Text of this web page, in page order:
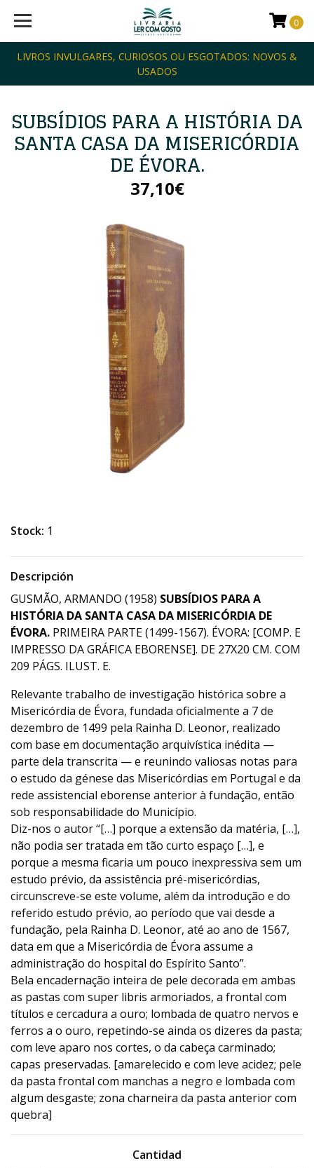
LIVROS INVULGARES, CURIOSOS OU ESGOTADOS: NOVOS &
USADOS
0
SUBSÍDIOS PARA A HISTÓRIA DA
SANTA CASA DA MISERICÓRDIA
DE ÉVORA.
37,10€
Stock: 1
Descripción
GUSMÃO, ARMANDO (1958) SUBSÍDIOS PARA A
HISTÓRIA DA SANTA CASA DA MISERICÓRDIA DE
ÉVORA. PRIMEIRA PARTE (1499-1567). ÉVORA: [COMP. E
IMPRESSO DA GRÁFICA EBORENSE]. DE 27X20 CM. COM
209 PÁGS. ILUST. E.
Relevante trabalho de investigação histórica sobre a
Misericórdia de Évora, fundada oficialmente a 7 de
dezembro de 1499 pela Rainha D. Leonor, realizado
com base em documentação arquivística inédita —
parte dela transcrita — e reunindo valiosas notas para
o estudo da génese das Misericórdias em Portugal e da
rede assistencial eborense anterior à fundação, então
sob responsabilidade do Município.
Diz-nos o autor “[…] porque a extensão da matéria, […],
não podia ser tratada em tão curto espaço […], e
porque a mesma ficaria um pouco inexpressiva sem um
estudo prévio, da assistência pré-misericórdias,
circunscreve-se este volume, além da introdução e do
referido estudo prévio, ao período que vai desde a
fundação, pela Rainha D. Leonor, até ao ano de 1567,
data em que a Misericórdia de Évora assume a
administração do hospital do Espírito Santo”.
Bela encadernação inteira de pele decorada em ambas
as pastas com super libris armoriados, a frontal com
títulos e cercadura a ouro; lombada de quatro nervos e
ferros a o ouro, repetindo-se ainda os dizeres da pasta;
com leve aparo nos cortes, o da cabeça carminado;
capas preservadas. [amarelecido e com leve acidez; pele
da pasta frontal com manchas a negro e lombada com
algum desgaste; zona charneira da pasta anterior com
quebra]
Cantidad